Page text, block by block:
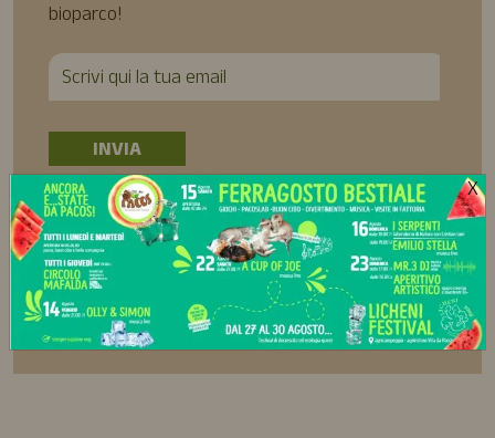
X
bioparco!
Ho preso visione della Privacy Policy e acconsento al
trattamento dei miei dati personali